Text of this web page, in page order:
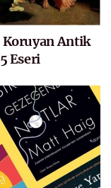
Antik
Eseri